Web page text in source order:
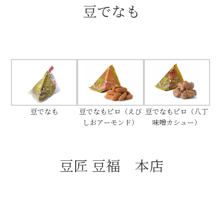
名古屋＜秀長＞観光モデルコース
豊臣秀吉と名古屋の関係
秀吉関連 史跡 一覧
秀吉グルメ・土産 一覧
豆でなも
豆でなも
豆でなもピロ（えび
しおアーモンド）
豆でなもピロ（八丁
味噌カシュー）
豆匠 豆福 本店